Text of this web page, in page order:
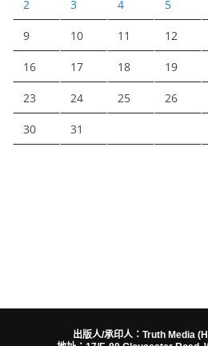
2 3 4 5
9 10 11 12
16 17 18 19
23 24 25 26
30 31
出版人/承印人：Truth Media